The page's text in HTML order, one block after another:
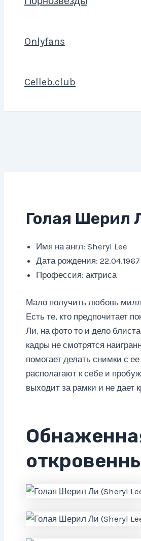
Onlyfans
Celleb.club
Голая Шерил
Имя на англ: Sheryl Lee
Дата рождения: 22.04.1967
Профессия: актриса
Мало получить любовь
Есть те, кто предпочитает
Ли, на фото то и дело
кадры не смотрятся
помогает делать снимки с
располагают к себе и
выходит за рамки и не дает